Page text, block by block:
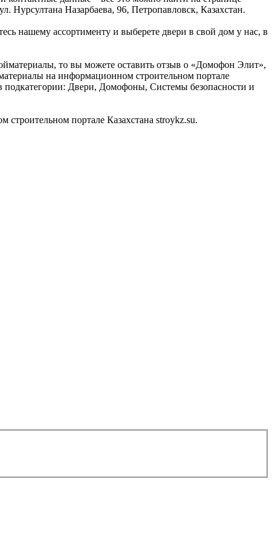
Назарбаева, 96, Петропавловск, Казахстан.
нашему ассортименту и выберете двери в свой дом у нас, в
то вы можете оставить отзыв о «Домофон Элит»,
на информационном строительном портале
подкатегории: Двери, Домофоны, Системы безопасности и
портале Казахстана stroykz.su.